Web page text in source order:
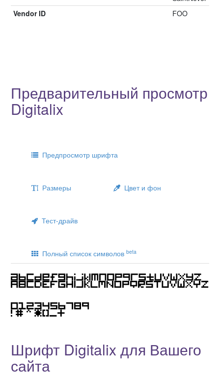
Vendor ID
FOO
Предварительный просмотр
Digitalix
Предпросмотр шрифта
Размеры Цвет и фон
Тест-драйв
Полный список символов beta
Шрифт Digitalix для Вашего
сайта